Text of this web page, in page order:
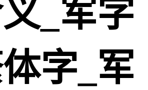
_军字
字_军